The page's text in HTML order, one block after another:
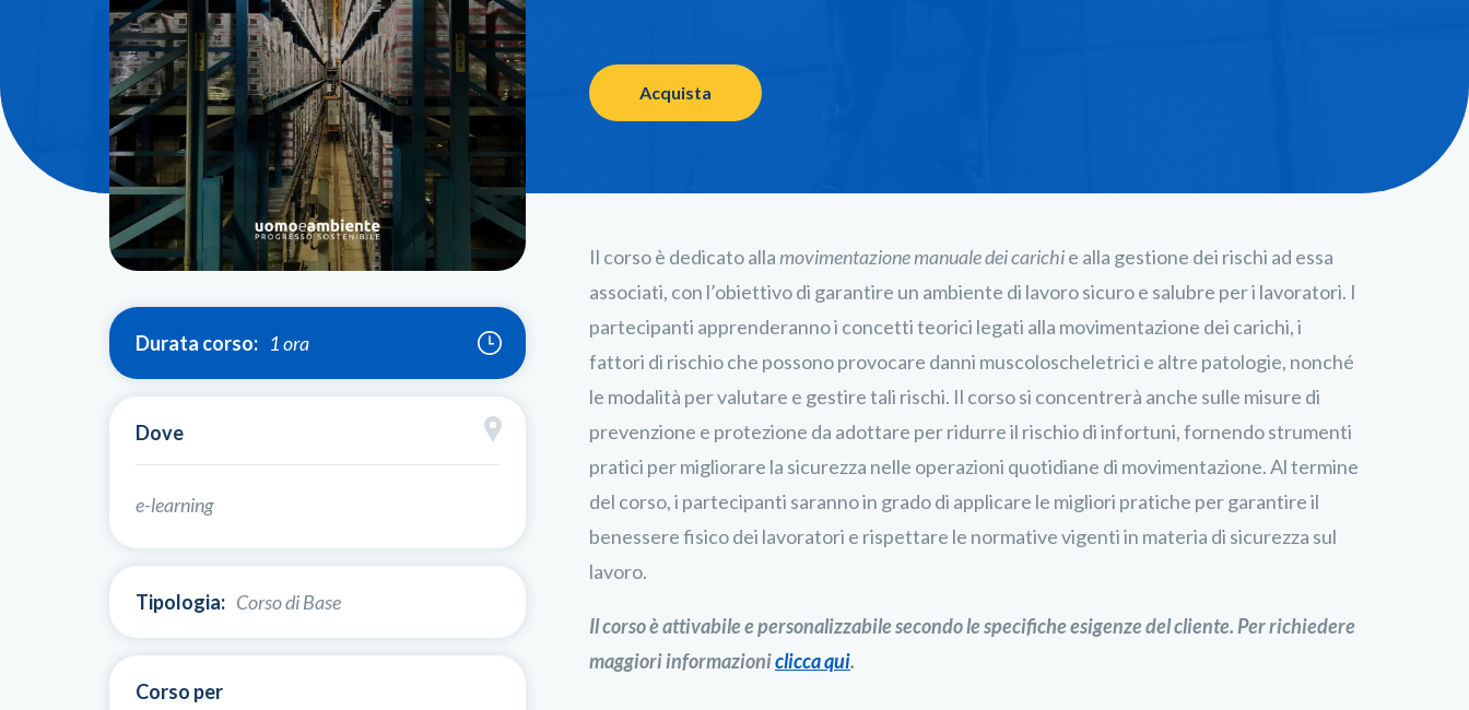
Acquista
Durata corso: 1 ora
Dove
e-learning
Tipologia: Corso di Base
Corso per
Il corso è dedicato alla movimentazione manuale dei carichie alla gestione dei rischi ad essa
associati, con l’obiettivo di garantire un ambiente di lavoro sicuro e salubre per i lavoratori. I
partecipanti apprenderanno i concetti teorici legati alla movimentazione dei carichi, i
fattori di rischio che possono provocare danni muscoloscheletrici e altre patologie, nonché
le modalità per valutare e gestire tali rischi. Il corso si concentrerà anche sulle misure di
prevenzione e protezione da adottare per ridurre il rischio di infortuni, fornendo strumenti
pratici per migliorare la sicurezza nelle operazioni quotidiane di movimentazione. Al termine
del corso, i partecipanti saranno in grado di applicare le migliori pratiche per garantire il
benessere fisico dei lavoratori e rispettare le normative vigenti in materia di sicurezza sul
lavoro.
Il corso è attivabile e personalizzabile secondo le specifiche esigenze del cliente. Per richiedere
maggiori informazioniclicca qui.